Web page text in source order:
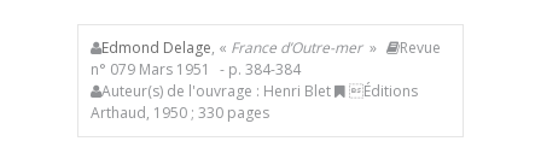
Edmond Delage, « France d’Outre-mer»
Revue
n° 079 Mars 1951
- p. 384-384
Auteur(s) de l'ouvrage : Henri Blet
Éditions
Arthaud, 1950 ; 330 pages